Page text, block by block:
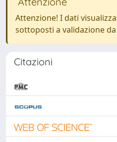
Attenzione! I dati
sottoposti a validazione
Citazioni